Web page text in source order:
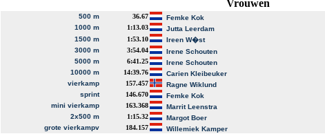
Vrouwen
500 m 36.67 Femke Kok
1000 m
1:13.03 Jutta Leerdam
1500 m
1:53.10 Ireen W�st
3000 m
3:54.04 Irene Schouten
5000 m
6:41.25 Irene Schouten
10000 m
14:39.76 Carien Kleibeuker
vierkamp
157.457 Ragne Wiklund
sprint
146.670 Femke Kok
mini vierkamp
163.368 Marrit Leenstra
2x500 m
1:15.32 Margot Boer
grote vierkampv
184.157 Willemiek Kamper